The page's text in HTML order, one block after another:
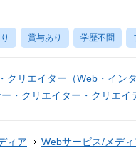
賞与あり 学歴不問
クリエイター（Web・イン
・クリエイター・クリエイ
ィア Webサービス/メディ